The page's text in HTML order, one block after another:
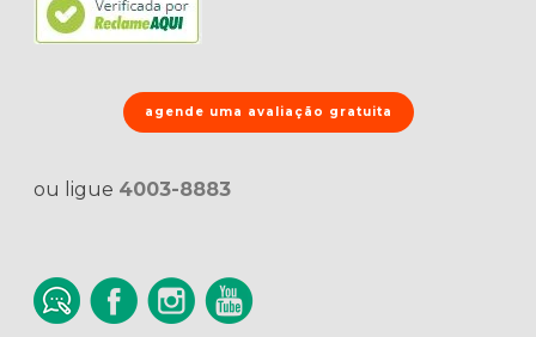
agende uma avaliação gratuita
ou ligue 4003-8883